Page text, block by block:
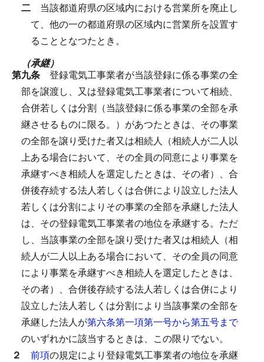
二 当該都道府県の区域内における営業所を廃止し
て、他の一の都道府県の区域内に営業所を設置す
ることとなつたとき。
（承継）
第九条 登録電気工事業者が当該登録に係る事業の全
部を譲渡し、又は登録電気工事業者について相続、
合併若しくは分割（当該登録に係る事業の全部を承
継させるものに限る。）があつたときは、その事業
の全部を譲り受けた者又は相続人（相続人が二人以
上ある場合において、その全員の同意により事業を
承継すべき相続人を選定したときは、その者）、合
併後存続する法人若しくは合併により設立した法人
若しくは分割によりその事業の全部を承継した法人
は、その登録電気工事業者の地位を承継する。 ただ
し、当該事業の全部を譲り受けた者又は相続人（相
続人が二人以上ある場合において、その全員の同意
により事業を承継すべき相続人を選定したときは、
その者）、合併後存続する法人若しくは合併により
設立した法人若しくは分割により当該事業の全部を
承継した法人が第六条第一項第一号から第五号まで
のいずれかに該当するときは、この限りでない。
２ 前項の規定により登録電気工事業者の地位を承継